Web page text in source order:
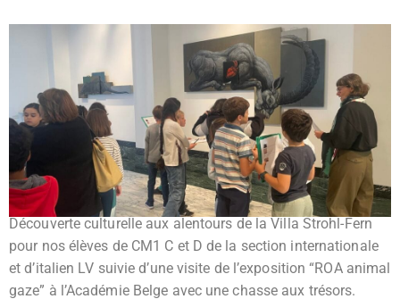
Découverte culturelle aux alentours de la Villa Strohl-Fern
pour nos élèves de CM1 C et D de la section internationale
et d’italien LV suivie d’une visite de l’exposition “ROA animal
gaze” à l’Académie Belge avec une chasse aux trésors.